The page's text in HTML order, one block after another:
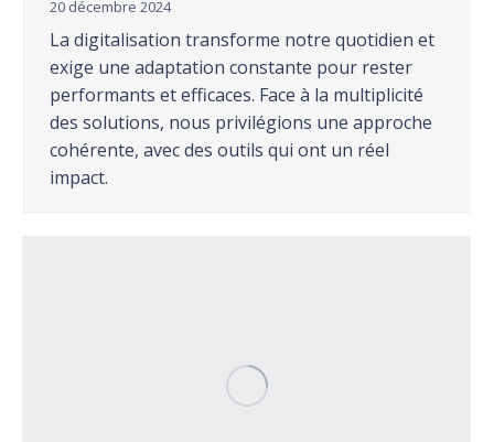
20 décembre 2024
La digitalisation transforme notre quotidien et
exige une adaptation constante pour rester
performants et efficaces. Face à la multiplicité
des solutions, nous privilégions une approche
cohérente, avec des outils qui ont un réel
impact.